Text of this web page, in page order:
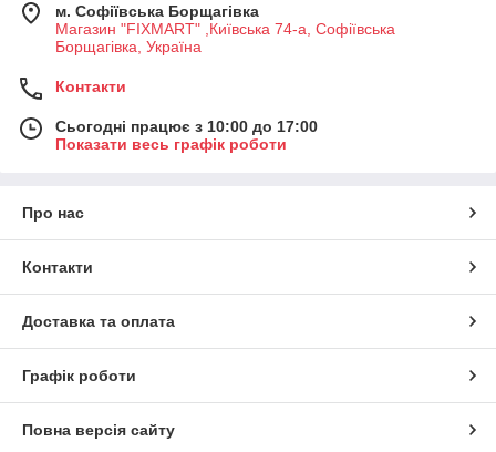
м. Софіївська Борщагівка
Магазин "FIXMART" ,Київська 74-a, Софіївська
Борщагівка, Україна
Контакти
Сьогодні працює з 10:00 до 17:00
Показати весь графік роботи
Про нас
Контакти
Доставка та оплата
Графік роботи
Повна версія сайту